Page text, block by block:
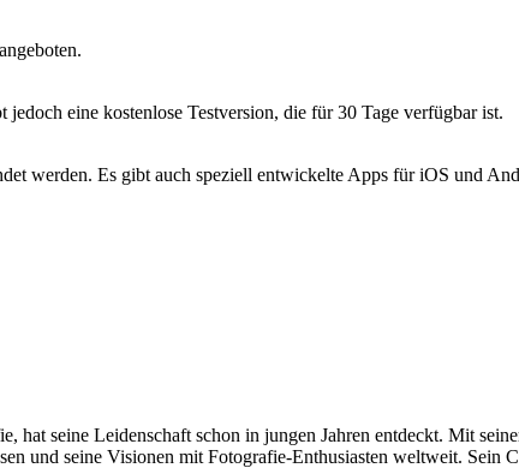
eine kostenlose Testversion, die für 30 Tage verfügbar ist.
werden. Es gibt auch speziell entwickelte Apps für iOS und
hat seine Leidenschaft schon in jungen Jahren entdeckt. Mit
und seine Visionen mit Fotografie-Enthusiasten weltweit. Sein